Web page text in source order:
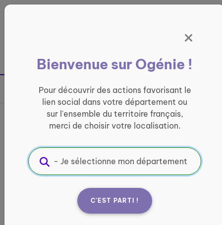
France entière
Bienvenue sur Ogénie !
Pour découvrir des actions favorisant le
lien social dans votre département ou
sur l'ensemble du territoire français,
merci de choisir votre localisation.
C'EST PARTI !
Partager sur
Cercle Amitié Plateau
Sauzet
LOISIRS ET CULTURE
Informations pratiques :
Panneau de gestion des cookies